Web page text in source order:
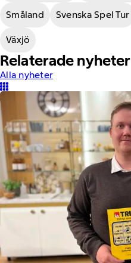
Småland Svenska Spel Tur
Växjö
Relaterade nyheter
Alla nyheter